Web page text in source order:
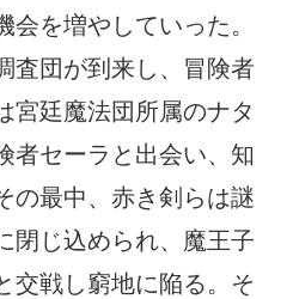
会を増やしていった。
査団が到来し、冒険者
宮廷魔法団所属のナタ
者セーラと出会い、知
の最中、赤き剣らは謎
閉じ込められ、魔王子
交戦し窮地に陥る。そ